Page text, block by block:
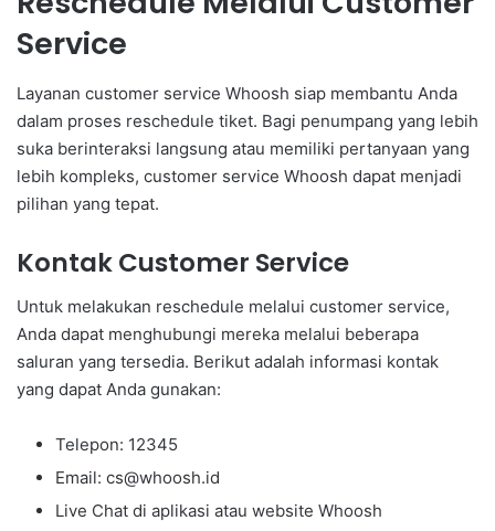
Service
Layanan customer service Whoosh siap membantu Anda
dalam proses reschedule tiket. Bagi penumpang yang lebih
suka berinteraksi langsung atau memiliki pertanyaan yang
lebih kompleks, customer service Whoosh dapat menjadi
pilihan yang tepat.
Kontak Customer Service
Untuk melakukan reschedule melalui customer service,
Anda dapat menghubungi mereka melalui beberapa
saluran yang tersedia. Berikut adalah informasi kontak
yang dapat Anda gunakan:
Telepon: 12345
Email: cs@whoosh.id
Live Chat di aplikasi atau website Whoosh